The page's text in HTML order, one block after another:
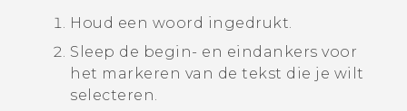
HTC Club
SUPPORT
HTC-apparaten & -accessoires
VIVERSE
Aanmelden
Houd een woord ingedrukt.
Sleep de begin- en eindankers voor
het markeren van de tekst die je wilt
selecteren.